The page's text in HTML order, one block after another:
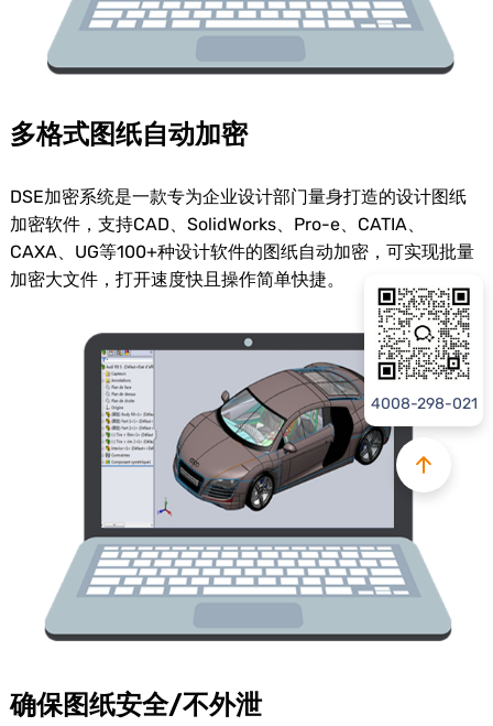
多格式图纸自动加密
DSE加密系统是一款专为企业设计部门量身打造的设计图纸
加密软件，支持CAD、SolidWorks、Pro-e、CATIA、
CAXA、UG等100+种设计软件的图纸自动加密，可实现批量
加密大文件，打开速度快且操作简单快捷。
确保图纸安全/不外泄
4008-298-021